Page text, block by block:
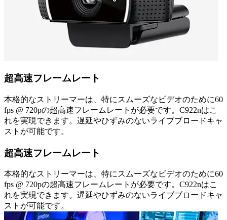
超高速フレームレート
本格的なストリーマーは、特にスムーズなビデオのために60
fps @ 720pの超高速フレームレートが必要です。C922nはこ
れを実現できます。遅延やひずみのないライブブロードキャ
ストが可能です。
超高速フレームレート
本格的なストリーマーは、特にスムーズなビデオのために60
fps @ 720pの超高速フレームレートが必要です。C922nはこ
れを実現できます。遅延やひずみのないライブブロードキャ
ストが可能です。